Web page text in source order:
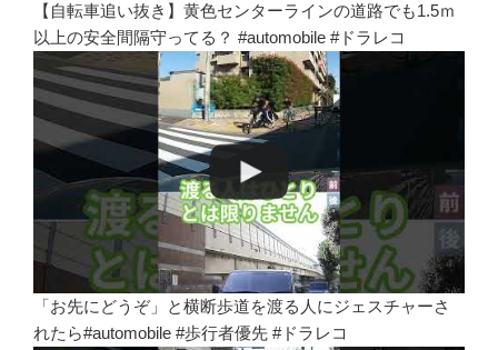
【自転車追い抜き】黄色センターラインの道路でも1.5ｍ
以上の安全間隔守ってる？ #automobile #ドラレコ
「お先にどうぞ」と横断歩道を渡る人にジェスチャーさ
れたら#automobile #歩行者優先 #ドラレコ